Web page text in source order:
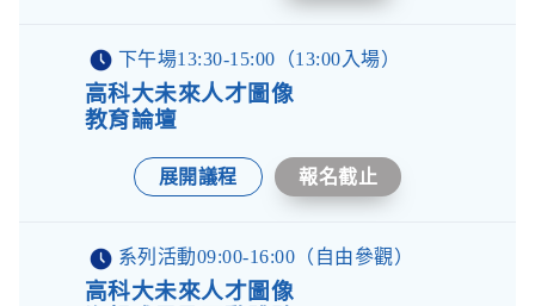
下午場13:30-15:00（13:00入場）
高科大未來人才圖像
教育論壇
展開議程 報名截止
系列活動09:00-16:00（自由參觀）
高科大未來人才圖像